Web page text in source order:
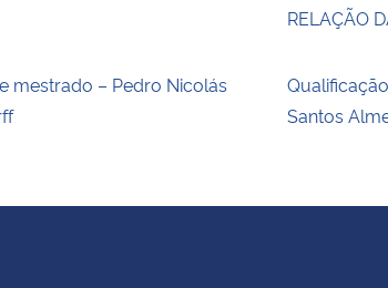
RELAÇÃO
mestrado – Pedro Nicolás
Santos